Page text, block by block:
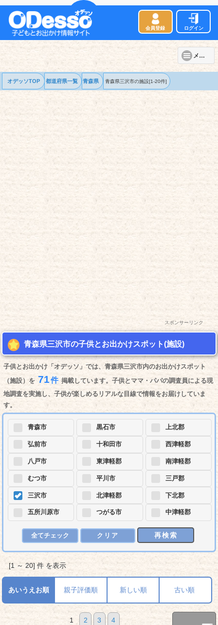
会員登録 ログイン
メニュー
オデッソTOP 都道府県一覧 青森県 青森県三沢市の施設[1-20件]
スポンサーリンク
青森県三沢市の子供とお出かけスポット(施設)
子供とお出かけ「オデッソ」では、青森県三沢市内のお出かけスポット
（施設）を 71件 掲載しています。子供とママ・パパの調査員による現
地調査を実施し、子供が楽しめるリアルな目線で情報をお届けしていま
す。
青森市
弘前市
八戸市
むつ市
三沢市
五所川原市
黒石市
十和田市
東津軽郡
平川市
北津軽郡
つがる市
上北郡
西津軽郡
南津軽郡
三戸郡
下北郡
中津軽郡
全てチェック クリア 再検索
[1 ～ 20] 件 を表示
あいうえお順 親子評価順 新しい順 古い順
1 2 3 4